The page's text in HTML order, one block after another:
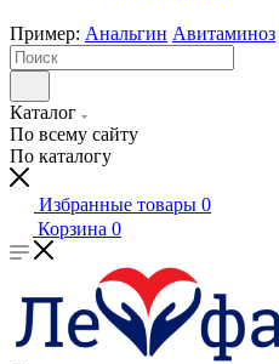
Пример: Анальгин Авитаминоз
Каталог
По всему сайту
По каталогу
Избранные товары 0
Корзина 0